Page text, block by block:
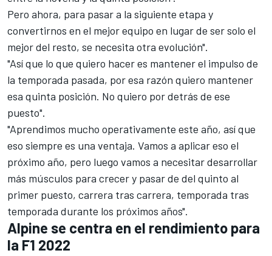
Pero ahora, para pasar a la siguiente etapa y
convertirnos en el mejor equipo en lugar de ser solo el
mejor del resto, se necesita otra evolución".
"Así que lo que quiero hacer es mantener el impulso de
la temporada pasada, por esa razón quiero mantener
esa quinta posición. No quiero por detrás de ese
puesto".
"Aprendimos mucho operativamente este año, así que
eso siempre es una ventaja. Vamos a aplicar eso el
próximo año, pero luego vamos a necesitar desarrollar
más músculos para crecer y pasar de del quinto al
primer puesto, carrera tras carrera, temporada tras
temporada durante los próximos años".
Alpine se centra en el rendimiento para
la F1 2022